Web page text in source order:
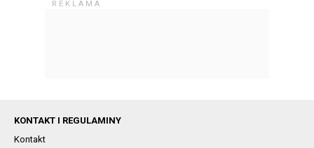
KONTAKT I REGULAMINY
Kontakt